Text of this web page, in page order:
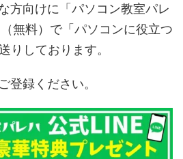
方向けに「パソコン教室パレ
無料）で「パソコンに役立つ
りしております。
登録ください。